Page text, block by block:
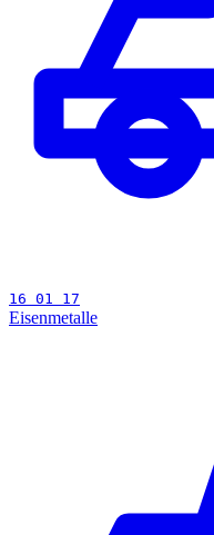
16 01 17
Eisenmetalle